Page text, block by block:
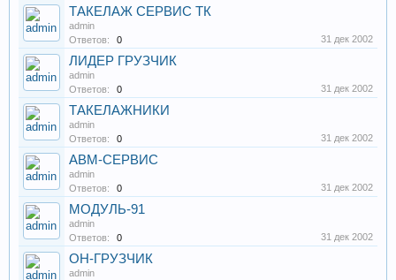
ТАКЕЛАЖ СЕРВИС ТК
admin
Ответов:
0 31 дек 2002
ЛИДЕР ГРУЗЧИК
admin
Ответов:
0 31 дек 2002
ТАКЕЛАЖНИКИ
admin
Ответов:
0 31 дек 2002
АВМ-СЕРВИС
admin
Ответов:
0 31 дек 2002
МОДУЛЬ-91
admin
Ответов:
0 31 дек 2002
ОН-ГРУЗЧИК
admin